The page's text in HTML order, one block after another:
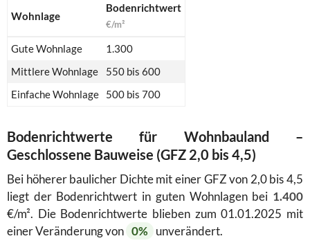
Wohnlage
Bodenrichtwert
€/m²
Gute Wohnlage
1.300
Mittlere Wohnlage
550 bis 600
Einfache Wohnlage
500 bis 700
Bodenrichtwerte für Wohnbauland –
Geschlossene Bauweise (GFZ 2,0 bis 4,5)
Bei höherer baulicher Dichte mit einer GFZ von 2,0 bis 4,5
liegt der Bodenrichtwert in guten Wohnlagen bei 1.400
€/m². Die Bodenrichtwerte blieben zum 01.01.2025 mit
einer Veränderung von 0% unverändert.